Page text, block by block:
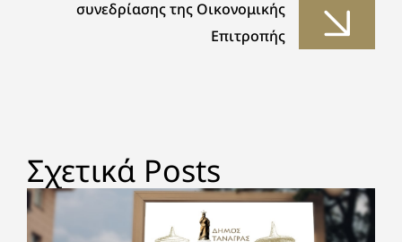
συνεδρίασης της Οικονομικής
Επιτροπής
Σχετικά Posts